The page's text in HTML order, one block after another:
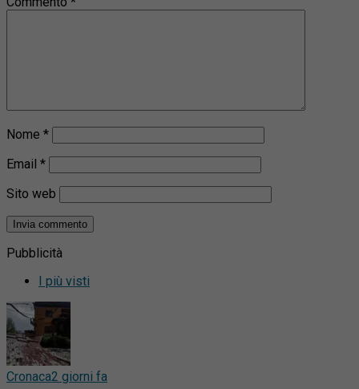
Nome *
Email *
Sito web
Pubblicità
I più visti
Cronaca2 giorni fa